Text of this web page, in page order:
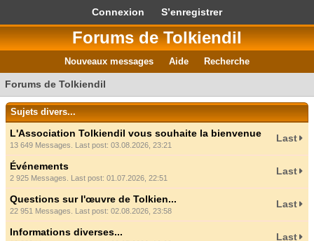
Connexion S’enregistrer
Forums de Tolkiendil
Nouveaux messages Aide Recherche
Forums de Tolkiendil
Sujets divers...
L'Association Tolkiendil vous souhaite la bienvenue
13 649 Messages. Last post: 03.08.2026, 23:21
Last
Événements
2 925 Messages. Last post: 01.07.2026, 22:51
Last
Questions sur l'œuvre de Tolkien...
22 951 Messages. Last post: 02.08.2026, 23:58
Last
Informations diverses... Last